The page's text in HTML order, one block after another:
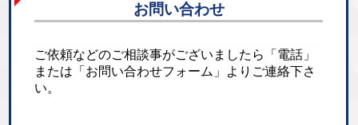
お問い合わせ
ご依頼などのご相談事がございましたら「電話」
または「お問い合わせフォーム」よりご連絡下さ
い。